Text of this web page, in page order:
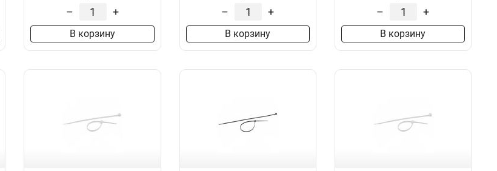
– +
В корзину
– +
В корзину
– +
В корзину